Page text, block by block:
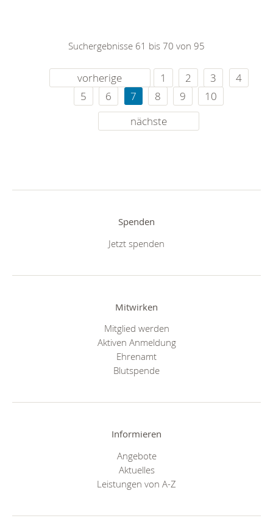
Suchergebnisse 61 bis 70 von 95
vorherige 1 2 3
4
5
6 7 8 9
10
nächste
Spenden
Jetzt spenden
Mitwirken
Mitglied werden
Aktiven Anmeldung
Ehrenamt
Blutspende
Informieren
Angebote
Aktuelles
Leistungen von A-Z